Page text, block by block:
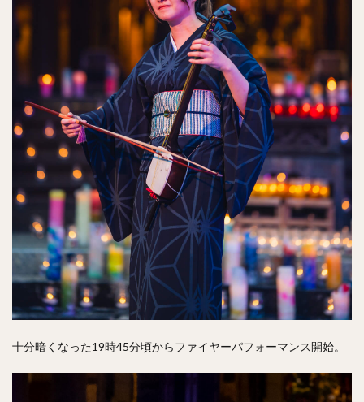
十分暗くなった19時45分頃からファイヤーパフォーマンス開始。